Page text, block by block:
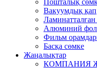
Пошталық
Вакуумдық қап
Алюминий
Фильм
Басқа сөмке
Жаңалықтар
КОМПАНИЯ